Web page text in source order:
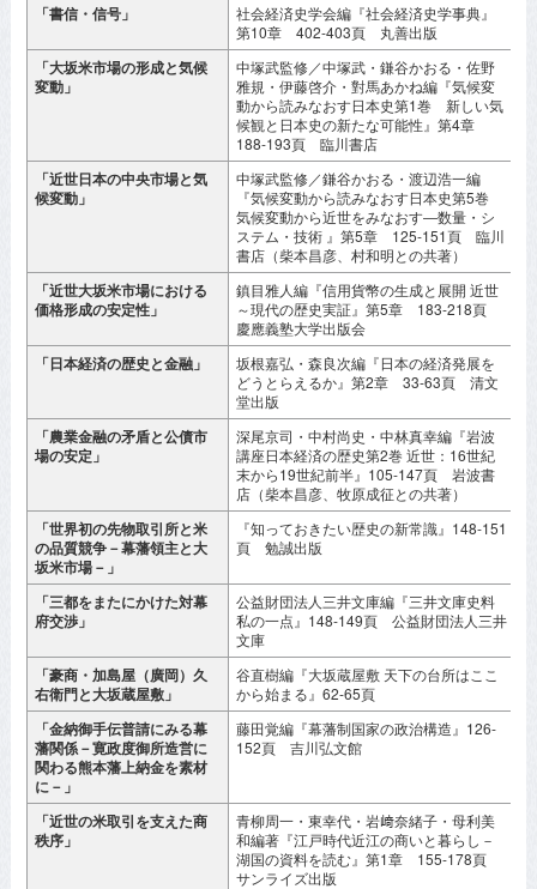
「書信・信号」
社会経済史学会編『社会経済史学事典』
第10章 402-403頁 丸善出版
「大坂米市場の形成と気候
変動」
中塚武監修／中塚武・鎌谷かおる・佐野
雅規・伊藤啓介・對馬あかね編『気候変
動から読みなおす日本史第1巻 新しい気
候観と日本史の新たな可能性』第4章
188-193頁 臨川書店
「近世日本の中央市場と気
候変動」
中塚武監修／鎌谷かおる・渡辺浩一編
『気候変動から読みなおす日本史第5巻
気候変動から近世をみなおす―数量・シ
ステム・技術 』第5章 125-151頁 臨川
書店（柴本昌彦、村和明との共著）
「近世大坂米市場における
価格形成の安定性」
鎮目雅人編『信用貨幣の生成と展開 近世
～現代の歴史実証』第5章 183-218頁
慶應義塾大学出版会
「日本経済の歴史と金融」
坂根嘉弘・森良次編『日本の経済発展を
どうとらえるか』第2章 33-63頁 清文
堂出版
「農業金融の矛盾と公債市
場の安定」
深尾京司・中村尚史・中林真幸編『岩波
講座日本経済の歴史第2巻 近世：16世紀
末から19世紀前半』105-147頁 岩波書
店（柴本昌彦、牧原成征との共著）
「世界初の先物取引所と米
の品質競争－幕藩領主と大
坂米市場－」
『知っておきたい歴史の新常識』148-151
頁 勉誠出版
「三都をまたにかけた対幕
府交渉」
公益財団法人三井文庫編『三井文庫史料
私の一点』148-149頁 公益財団法人三井
文庫
「豪商・加島屋（廣岡）久
右衛門と大坂蔵屋敷」
谷直樹編『大坂蔵屋敷 天下の台所はここ
から始まる』62-65頁
「金納御手伝普請にみる幕
藩関係－寛政度御所造営に
関わる熊本藩上納金を素材
に－」
藤田覚編『幕藩制国家の政治構造』126-
152頁 吉川弘文館
「近世の米取引を支えた商
秩序」
青柳周一・東幸代・岩﨑奈緒子・母利美
和編著『江戸時代近江の商いと暮らし－
湖国の資料を読む』第1章 155-178頁
サンライズ出版